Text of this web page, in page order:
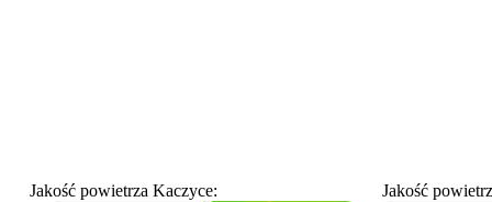
Jakość powietrza Kaczyce: Jakość